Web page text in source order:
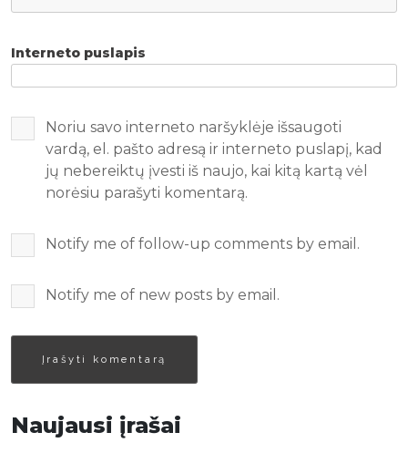
Interneto puslapis
Noriu savo interneto naršyklėje išsaugoti
vardą, el. pašto adresą ir interneto puslapį, kad
jų nebereiktų įvesti iš naujo, kai kitą kartą vėl
norėsiu parašyti komentarą.
Notify me of follow-up comments by email.
Notify me of new posts by email.
Naujausi įrašai